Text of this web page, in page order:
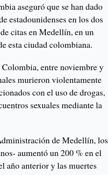
aseguró que se han dado
estadounidenses en los dos
citas en Medellín, en un
esta ciudad colombiana.
entre noviembre y
murieron violentamente
con el uso de drogas,
sexuales mediante la
de Medellín, los
aumentó un 200 % en el
año anterior y las muertes